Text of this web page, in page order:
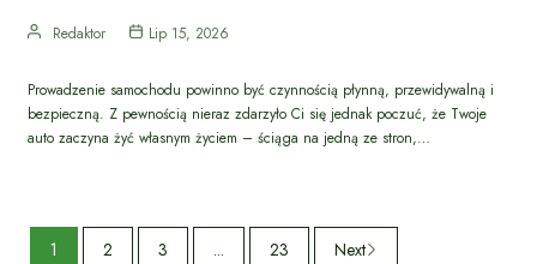
Redaktor Lip 15, 2026
Prowadzenie samochodu powinno być czynnością płynną, przewidywalną i
bezpieczną. Z pewnością nieraz zdarzyło Ci się jednak poczuć, że Twoje
auto zaczyna żyć własnym życiem – ściąga na jedną ze stron,…
1 2 3 ... 23 Next